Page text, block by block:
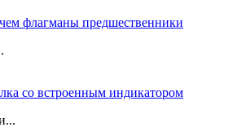
флагманы предшественники
со встроенным индикатором